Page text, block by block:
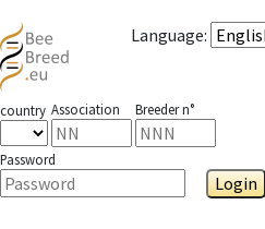
Language:
country Association Breeder n°
Password
Login